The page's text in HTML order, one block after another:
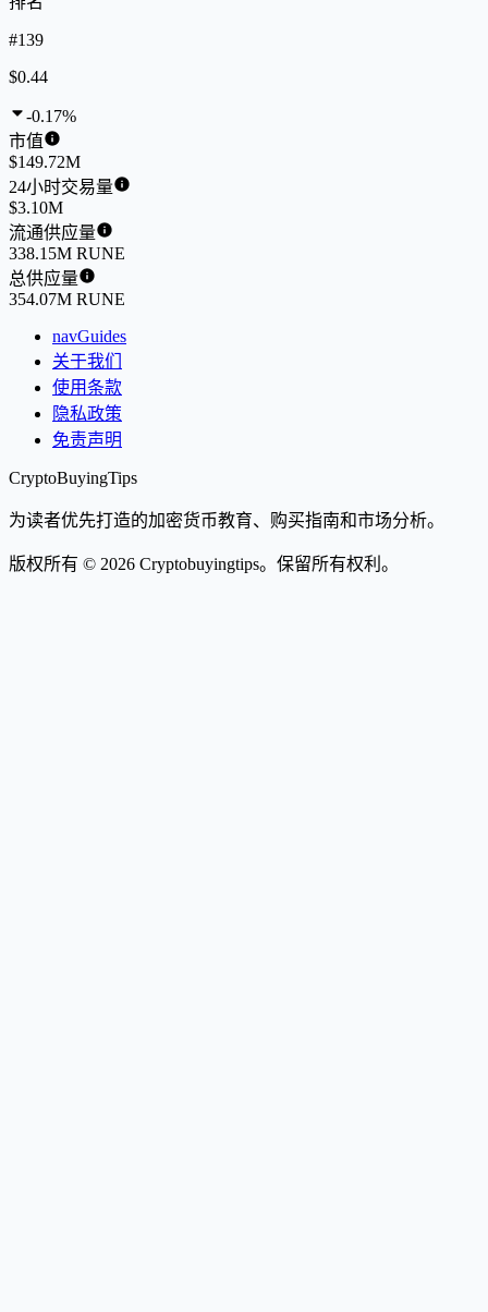
#139
$0.44
-0.17%
市值
$149.72M
24小时交易量
$3.10M
流通供应量
338.15M RUNE
总供应量
354.07M RUNE
navGuides
关于我们
使用条款
隐私政策
免责声明
CryptoBuyingTips
为读者优先打造的加密货币教育、购买指南和市场分析。
版权所有 © 2026 Cryptobuyingtips。保留所有权利。